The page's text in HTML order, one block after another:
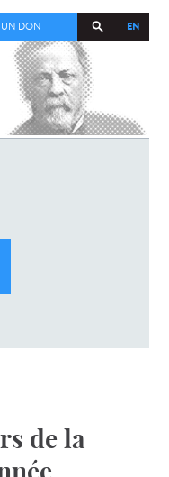
EN
UN DON
de la